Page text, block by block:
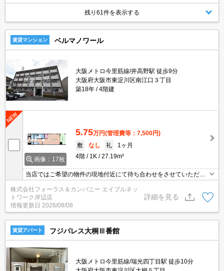
残り61件を表示する
賃貸マンション ベルマノワール
大阪メトロ今里筋線/井高野駅 徒歩9分
大阪府大阪市東淀川区南江口３丁目
築18年
4階建
画像：17枚
5.75万円(管理費等：7,500円)
敷
なし 礼
1ヶ月
4階
1K 27.19m²
当店ではご希望の物件の現地付近にて待ち合わせをさせていただき
ご内覧いただくサービスや、主要駅までのお迎えサービスも実施中
です。詳しくは当店 「０１２０－９６７－０９９」にお気軽にお問
合せ下さい♪
株式会社フォーラス＆カンパニー エイブルネッ
トワーク岸辺店
情報更新日 2026/08/08
詳細を見る
賃貸アパート フジパレス大桐Ⅲ番館
大阪メトロ今里筋線/瑞光四丁目駅 徒歩10分